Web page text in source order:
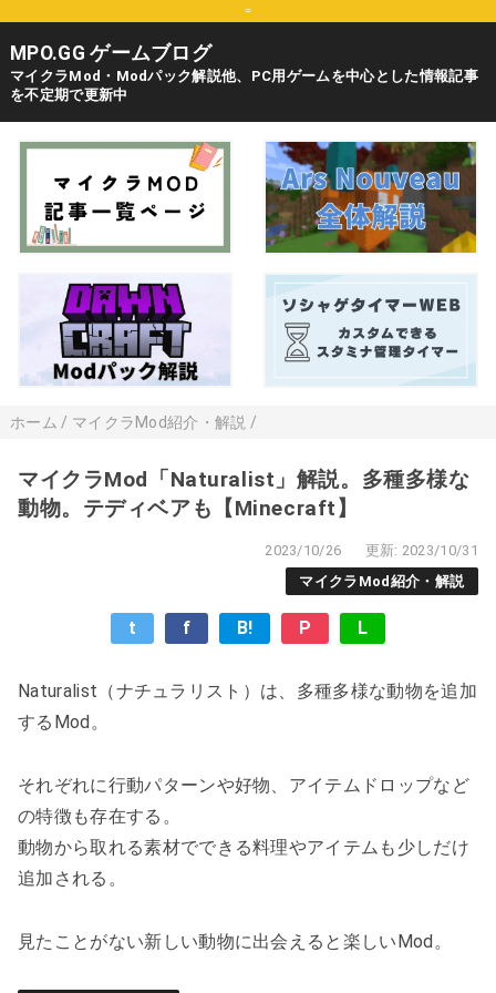
=
MPO.GG ゲームブログ
マイクラMod・Modパック解説他、PC用ゲームを中心とした情報記事
を不定期で更新中
ホーム / マイクラMod紹介・解説 /
マイクラMod「Naturalist」解説。多種多様な
動物。テディベアも【Minecraft】
2023/10/26
更新: 2023/10/31
マイクラMod紹介・解説
t f B! P L
Naturalist（ナチュラリスト）は、多種多様な動物を追加
するMod。
それぞれに行動パターンや好物、アイテムドロップなど
の特徴も存在する。
動物から取れる素材でできる料理やアイテムも少しだけ
追加される。
見たことがない新しい動物に出会えると楽しいMod。